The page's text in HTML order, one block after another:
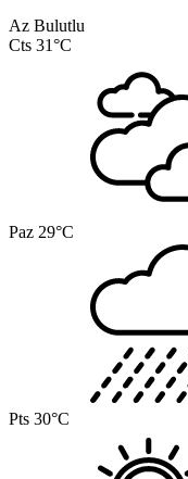
Az Bulutlu
Cts 31°C
Paz 29°C
Pts 30°C